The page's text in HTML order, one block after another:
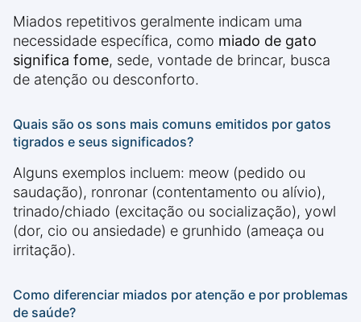
Miados repetitivos geralmente indicam uma
necessidade específica, como miado de gato
significa fome, sede, vontade de brincar, busca
de atenção ou desconforto.
Quais são os sons mais comuns emitidos por gatos
tigrados e seus significados?
Alguns exemplos incluem: meow (pedido ou
saudação), ronronar (contentamento ou alívio),
trinado/chiado (excitação ou socialização), yowl
(dor, cio ou ansiedade) e grunhido (ameaça ou
irritação).
Como diferenciar miados por atenção e por problemas
de saúde?